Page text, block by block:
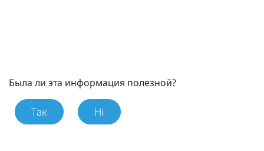
Была ли эта информация полезной?
Так Ні